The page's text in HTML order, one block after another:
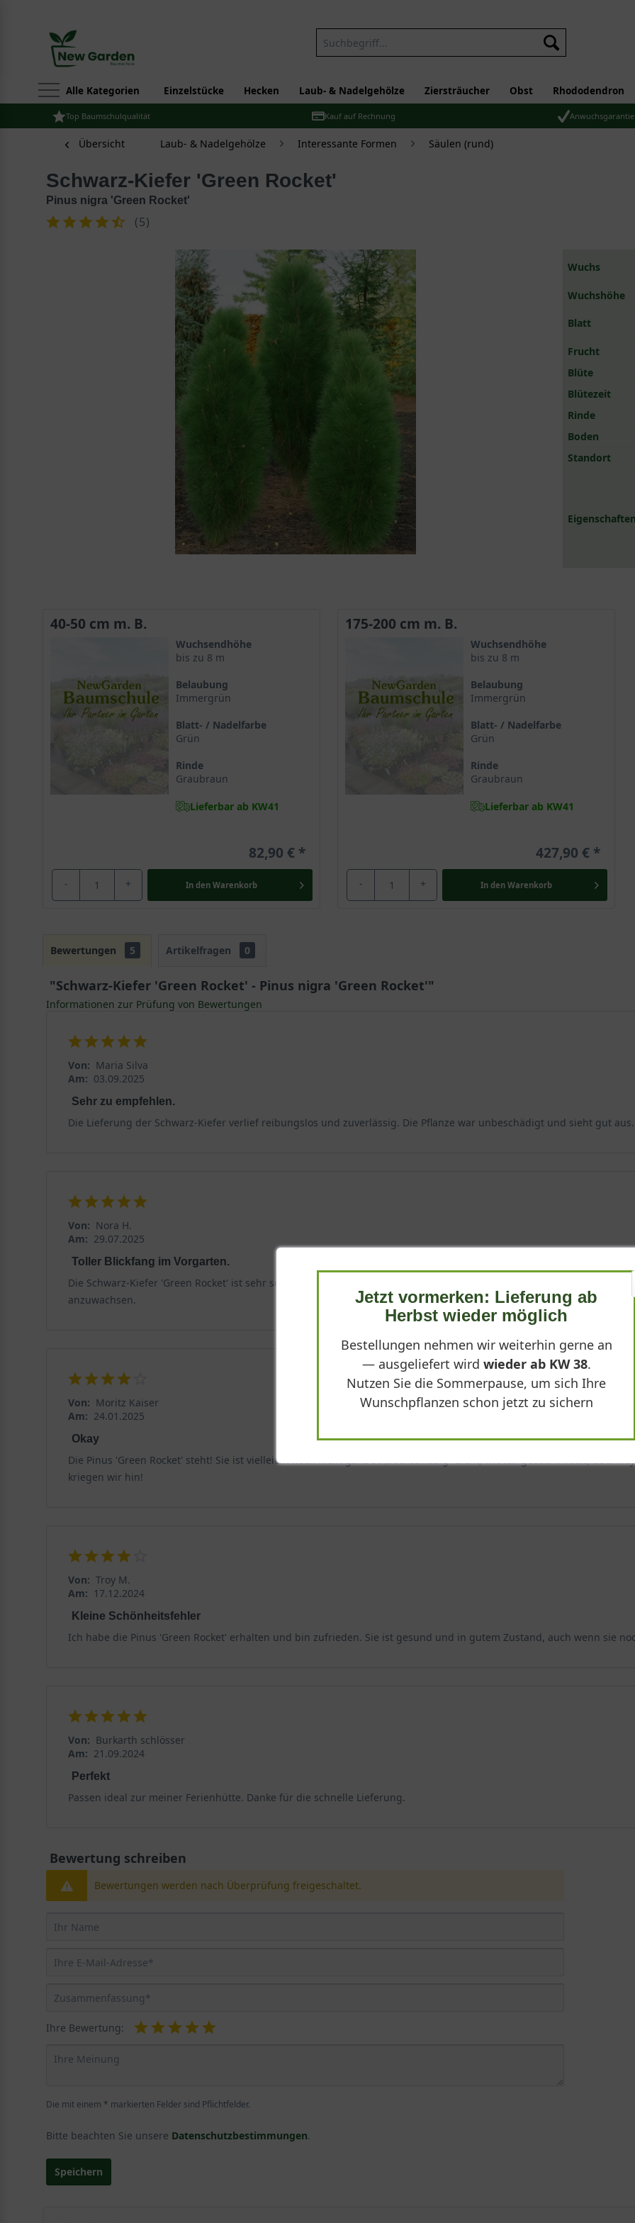
Alle Kategorien Einzelstücke Hecken Laub- & Nadelgehölze Ziersträucher Obst Rhododendron
Top Baumschulqualität Kauf auf Rechnung Anwuchsgarantie
Übersicht Laub- & Nadelgehölze Interessante Formen Säulen (rund)
Schwarz-Kiefer 'Green Rocket'
Pinus nigra 'Green Rocket'
(5)
Wuchs
Wuchshöhe
Blatt
Frucht
Blüte
Blütezeit
Rinde
Boden
Standort
40-50 cm m. B.
Wuchsendhöhe
bis zu 8 m
Belaubung
Immergrün
Blatt- / Nadelfarbe
Grün
Rinde
Graubraun
Lieferbar ab KW41
82,90 €
- + In den Warenkorb
175-200 cm m. B.
Wuchsendhöhe
bis zu 8 m
Belaubung
Immergrün
Blatt- / Nadelfarbe
Grün
Rinde
Graubraun
Lieferbar ab KW41
427,90 €
- + In den Warenkorb
Bewertungen 5 Artikelfragen 0
"Schwarz-Kiefer 'Green Rocket' - Pinus nigra 'Green Rocket'"
Informationen zur Prüfung von Bewertungen
Von: Maria Silva
Am: 03.09.2025
Sehr zu empfehlen.
Die Lieferung der Schwarz-Kiefer verlief reibungslos und zuverlässig. Die Pflanze war unbeschädigt und sieht gut
Von: Nora H.
Am: 29.07.2025
Toller Blickfang im Vorgarten.
Die Schwarz-Kiefer 'Green Rocket' ist sehr schön gewachsen und wertet den Vorgarten sehr auf. Die Pflanze kam gut
anzuwachsen.
Von: Moritz Kaiser
Am: 24.01.2025
Okay
Die Pinus 'Green Rocket' steht! Sie ist vielleicht noch nicht ganz so „rocketmäßig“ dicht, wie ich gedacht hätte, aber
kriegen wir hin!
Von: Troy M.
Am: 17.12.2024
Kleine Schönheitsfehler
Ich habe die Pinus 'Green Rocket' erhalten und bin zufrieden. Sie ist gesund und in gutem Zustand, auch wenn sie
Von: Burkarth schlösser
Am: 21.09.2024
Perfekt
Passen ideal zur meiner Ferienhütte. Danke für die schnelle Lieferung.
Bewertung schreiben
Bewertungen werden nach Überprüfung freigeschaltet.
Ihre Bewertung:
Die mit einem * markierten Felder sind Pflichtfelder.
Bitte beachten Sie unsere Datenschutzbestimmungen.
Speichern
Jetzt vormerken: Lieferung ab
Herbst wieder möglich
Bestellungen nehmen wir weiterhin gerne an
— ausgeliefert wird wieder ab KW 38.
Nutzen Sie die Sommerpause, um sich Ihre
Wunschpflanzen schon jetzt zu sichern